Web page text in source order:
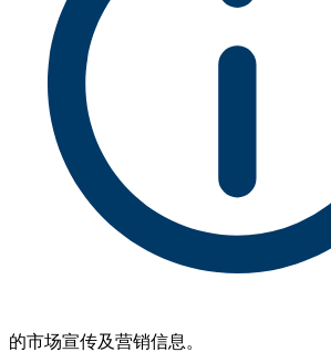
的市场宣传及营销信息。